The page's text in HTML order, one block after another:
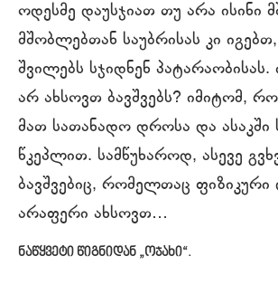
ოდესმე დაუსჯიათ თუ არა ისინი
მშობლებთან საუბრისას კი
შვილებს სჯიდნენ
არ ახსოვთ ბავშვებს? იმიტომ,
მათ სათანადო დროსა და ასაკში
წკეპლით. სამწუხაროდ, ასევე
ბავშვებიც, რომელთაც ფიზიკური
არაფერი ახსოვთ…
ნაწყვეტი წიგნიდან „ოჯახი“.